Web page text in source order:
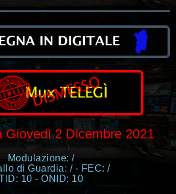
Giovedì 2 Dicembre 2021
Modulazione: /
di Guardia: / - FEC: /
10 - ONID: 10